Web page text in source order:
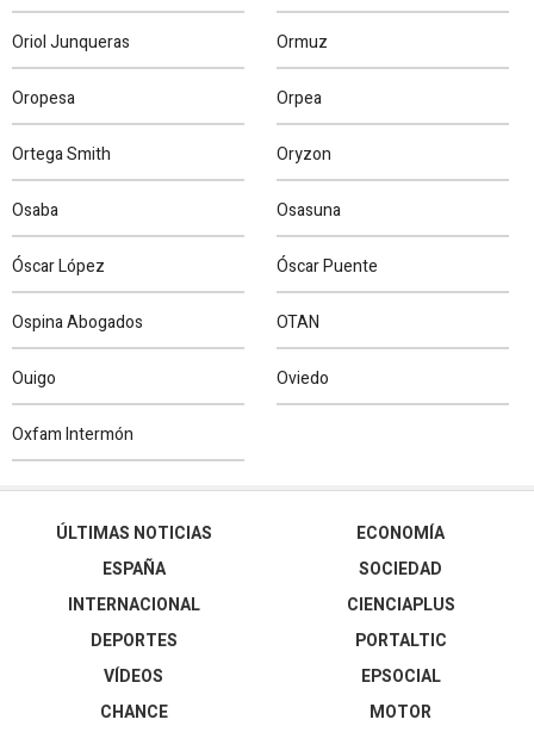
Oriol Junqueras Ormuz
Oropesa Orpea
Ortega Smith Oryzon
Osaba Osasuna
Óscar López Óscar Puente
Ospina Abogados OTAN
Ouigo Oviedo
Oxfam Intermón
ÚLTIMAS NOTICIAS
ESPAÑA
INTERNACIONAL
DEPORTES
VÍDEOS
ECONOMÍA
SOCIEDAD
CIENCIAPLUS
PORTALTIC
EPSOCIAL
CHANCE
MOTOR